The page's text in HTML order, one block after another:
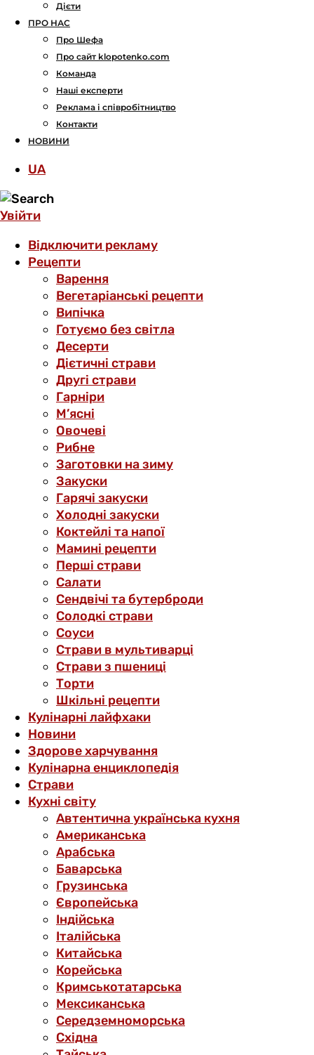
Дієти
ПРО НАС
Про Шефа
Про сайт klopotenko.com
Команда
Наші експерти
Реклама і співробітництво
Контакти
НОВИНИ
UA
Увійти
Відключити рекламу
Рецепти
Варення
Вегетаріанські рецепти
Випічка
Готуємо без світла
Десерти
Дієтичні страви
Другі страви
Гарніри
М’ясні
Овочеві
Рибне
Заготовки на зиму
Закуски
Гарячі закуски
Холодні закуски
Коктейлі та напої
Мамині рецепти
Перші страви
Салати
Сендвічі та бутерброди
Солодкі страви
Соуси
Страви в мультиварці
Страви з пшениці
Торти
Шкільні рецепти
Кулінарні лайфхаки
Новини
Здорове харчування
Кулінарна енциклопедія
Страви
Кухні світу
Автентична українська кухня
Американська
Арабська
Баварська
Грузинська
Європейська
Індійська
Італійська
Китайська
Корейська
Кримськотатарська
Мексиканська
Середземноморська
Східна